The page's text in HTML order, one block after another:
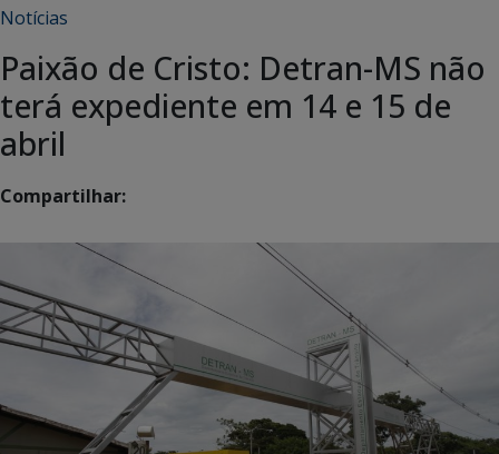
Notícias
Paixão de Cristo: Detran-MS não
terá expediente em 14 e 15 de
abril
Compartilhar: